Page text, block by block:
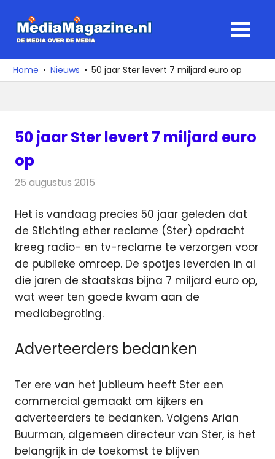
naar
media
over
MENU
Home Nieuws 50 jaar Ster levert 7 miljard euro op
50 jaar Ster levert 7 miljard euro
op
25 augustus 2015
Het is vandaag precies 50 jaar geleden dat
de Stichting ether reclame (Ster) opdracht
kreeg radio- en tv-reclame te verzorgen voor
de publieke omroep. De spotjes leverden in al
die jaren de staatskas bijna 7 miljard euro op,
wat weer ten goede kwam aan de
mediabegroting.
Adverteerders bedanken
Ter ere van het jubileum heeft Ster een
commercial gemaakt om kijkers en
adverteerders te bedanken. Volgens Arian
Buurman, algemeen directeur van Ster, is het
belangrijk in de toekomst te blijven